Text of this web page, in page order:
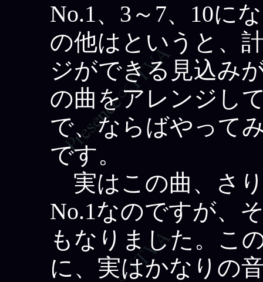
No.1、3～7、10に
の他はというと、
ジができる見込み
の曲をアレンジし
で、ならばやって
です。
実はこの曲、さ
No.1なのですが、
もなりました。こ
に、実はかなりの